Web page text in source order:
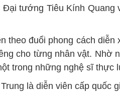
tướng Tiêu Kính Quang
theo đuổi phong cách
cho từng nhân vật. Nhờ
trong những nghệ sĩ thực